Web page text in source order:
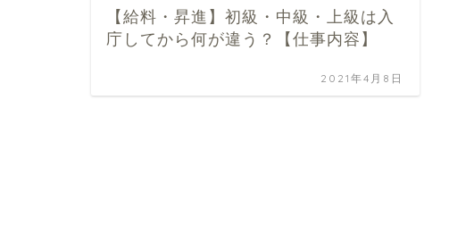
【給料・昇進】初級・中級・上級は入
庁してから何が違う？【仕事内容】
2021年4月8日